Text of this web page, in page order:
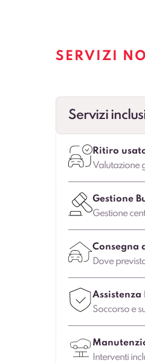
SERVIZI
Servizi
Ritiro
Valutazione
Gestione
Gestione
Consegna
Dove
Assistenza
Soccorso e
Interventi